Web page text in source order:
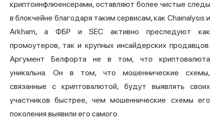
криптоинфлюенсерами, оставляют более чистые следы
в блокчейне благодаря таким сервисам, как Chainalysis и
Arkham, а ФБР и SEC активно преследуют как
промоутеров, так и крупных инсайдерских продавцов.
Аргумент Белфорта не в том, что криптовалюта
уникальна. Он в том, что мошеннические схемы,
связанные с криптовалютой, будут выявлять своих
участников быстрее, чем мошеннические схемы его
поколения выявили его самого.